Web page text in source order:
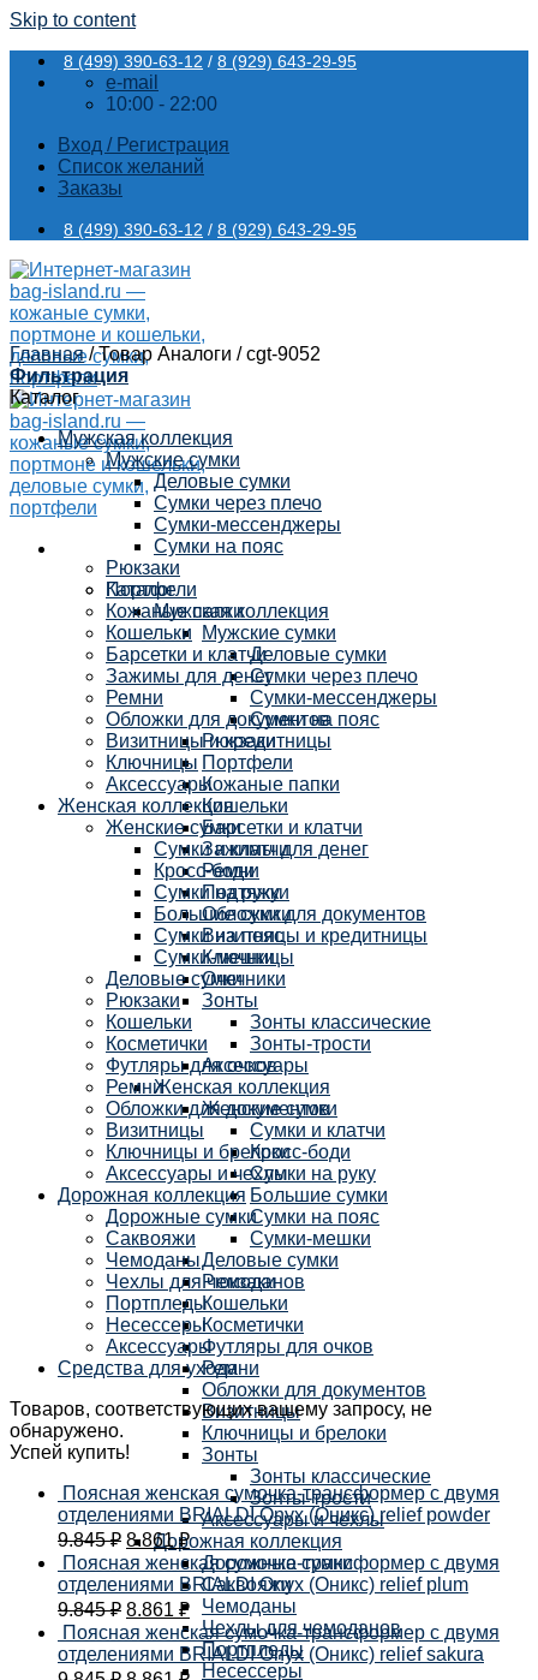
Skip to content
8 (499) 390-63-12 / 8 (929) 643-29-95
e-mail
10:00 - 22:00
Вход / Регистрация
Список желаний
Заказы
8 (499) 390-63-12 / 8 (929) 643-29-95
Каталог
Мужская коллекция
Мужские сумки
Деловые сумки
Сумки через плечо
Сумки-мессенджеры
Сумки на пояс
Рюкзаки
Портфели
Кожаные папки
Кошельки
Барсетки и клатчи
Зажимы для денег
Ремни
Подтяжки
Обложки для документов
Визитницы и кредитницы
Ключницы
Очечники
Зонты
Зонты классические
Зонты-трости
Аксессуары
Женская коллекция
Женские сумки
Сумки и клатчи
Кросс-боди
Сумки на руку
Большие сумки
Сумки на пояс
Сумки-мешки
Деловые сумки
Рюкзаки
Кошельки
Косметички
Футляры для очков
Ремни
Обложки для документов
Визитницы
Ключницы и брелоки
Зонты
Зонты классические
Зонты-трости
Аксессуары и чехлы
Дорожная коллекция
Дорожные сумки
Саквояжи
Чемоданы
Чехлы для чемоданов
Портпледы
Несессеры
Главная /Товар Аналоги /cgt-9052
Фильтрация
Каталог
Мужская коллекция
Мужские сумки
Деловые сумки
Сумки через плечо
Сумки-мессенджеры
Сумки на пояс
Рюкзаки
Портфели
Кожаные папки
Кошельки
Барсетки и клатчи
Зажимы для денег
Ремни
Обложки для документов
Визитницы и кредитницы
Ключницы
Аксессуары
Женская коллекция
Женские сумки
Сумки и клатчи
Кросс-боди
Сумки на руку
Большие сумки
Сумки на пояс
Сумки-мешки
Деловые сумки
Рюкзаки
Кошельки
Косметички
Футляры для очков
Ремни
Обложки для документов
Визитницы
Ключницы и брелоки
Аксессуары и чехлы
Дорожная коллекция
Дорожные сумки
Саквояжи
Чемоданы
Чехлы для чемоданов
Портпледы
Несессеры
Аксессуары
Средства для ухода
Товаров, соответствующих вашему запросу, не
обнаружено.
Успей купить!
Поясная женская сумочка-трансформер с двумя
отделениями BRIALDI Onyx (Оникс) relief powder
9.845₽ 8.861₽
Поясная женская сумочка-трансформер с двумя
отделениями BRIALDI Onyx (Оникс) relief plum
9.845₽ 8.861 ₽
Поясная женская сумочка-трансформер с двумя
отделениями BRIALDI Onyx (Оникс) relief sakura